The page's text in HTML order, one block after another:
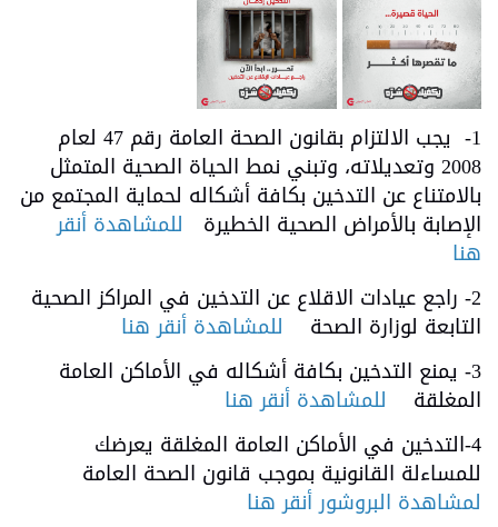
1- يجب الالتزام بقانون الصحة العامة رقم 47 لعام
2008 وتعديلاته، وتبني نمط الحياة الصحية المتمثل
بالامتناع عن التدخين بكافة أشكاله لحماية المجتمع من
الإصابة بالأمراض الصحية الخطيرة للمشاهدة أنقر
هنا
2- راجع عيادات الاقلاع عن التدخين في المراكز الصحية
التابعة لوزارة الصحة
للمشاهدة أنقر هنا
3- يمنع التدخين بكافة أشكاله في الأماكن العامة
المغلقة
للمشاهدة أنقر هنا
4-التدخين في الأماكن العامة المغلقة يعرضك
للمساءلة القانونية بموجب قانون الصحة العامة
لمشاهدة البروشور أنقر هنا